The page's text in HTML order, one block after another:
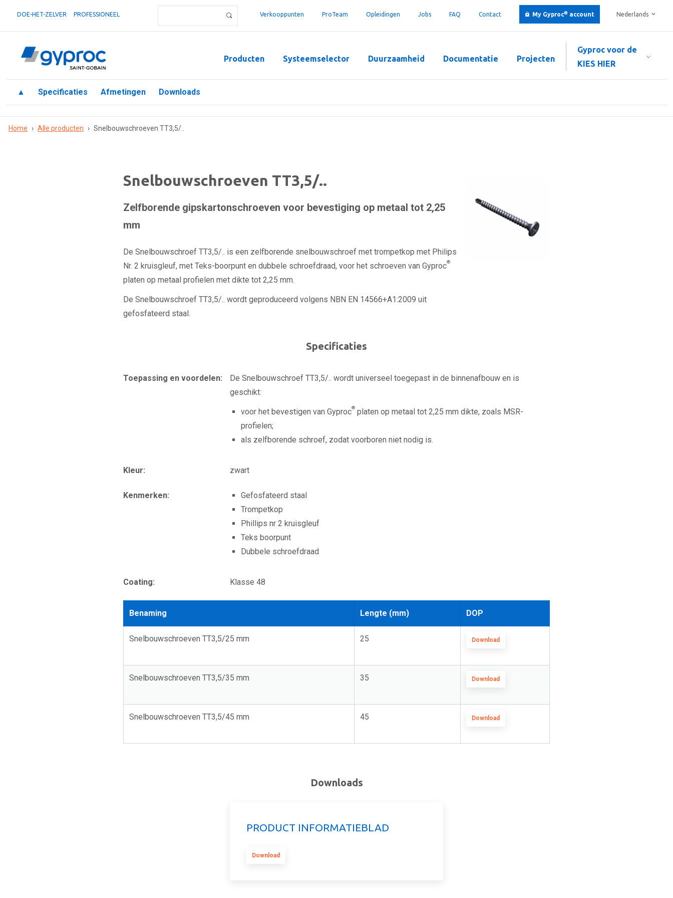
DOE-HET-ZELVER PROFESSIONEEL Nederlands
Verkooppunten ProTeam Opleidingen Jobs FAQ Contact My Gyproc® account
Gyproc voor de
KIES HIER
Producten Systeemselector Duurzaamheid Documentatie Projecten
▲ Specificaties Afmetingen Downloads
Home › Alle producten › Snelbouwschroeven TT3,5/..
Snelbouwschroeven TT3,5/..
Zelfborende gipskartonschroeven voor bevestiging op metaal tot 2,25
mm
De Snelbouwschroef TT3,5/.. is een zelfborende snelbouwschroef met trompetkop met Philips
Nr. 2 kruisgleuf, met Teks-boorpunt en dubbele schroefdraad, voor het schroeven van Gyproc®
platen op metaal profielen met dikte tot 2,25 mm.
De Snelbouwschroef TT3,5/.. wordt geproduceerd volgens NBN EN 14566+A1:2009 uit
gefosfateerd staal.
Specificaties
Toepassing en voordelen:
De Snelbouwschroef TT3,5/.. wordt universeel toegepast in de binnenafbouw en is
geschikt:
voor het bevestigen van Gyproc® platen op metaal tot 2,25 mm dikte, zoals MSR-
profielen;
als zelfborende schroef, zodat voorboren niet nodig is.
Kleur: zwart
Kenmerken:
Gefosfateerd staal
Trompetkop
Phillips nr 2 kruisgleuf
Teks boorpunt
Dubbele schroefdraad
Coating: Klasse 48
Benaming Lengte (mm) DOP
Snelbouwschroeven TT3,5/25 mm 25 Download
Snelbouwschroeven TT3,5/35 mm 35 Download
Snelbouwschroeven TT3,5/45 mm 45 Download
Downloads
PRODUCT INFORMATIEBLAD
Download